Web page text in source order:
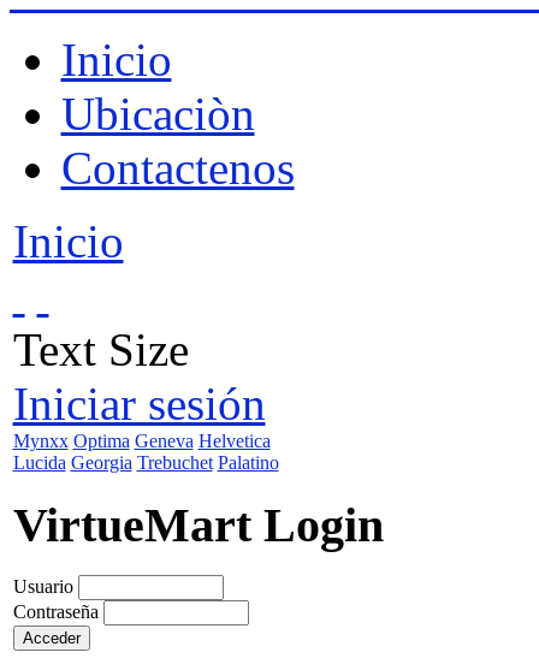
Inicio
Ubicaciòn
Contactenos
Inicio
Text Size
Iniciar sesión
Mynxx Optima Geneva Helvetica
Lucida Georgia Trebuchet Palatino
VirtueMart Login
Usuario
Contraseña